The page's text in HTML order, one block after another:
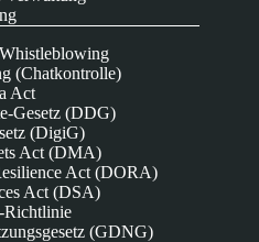
(Chatkontrolle)
Act
Gesetz (DDG)
(DigiG)
Act (DMA)
Act (DORA)
Act (DSA)
Richtlinie
(GDNG)